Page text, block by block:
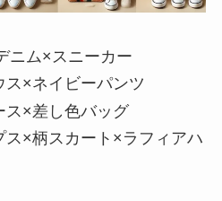
ニム×スニーカー
ス×ネイビーパンツ
ス×差し色バッグ
ス×柄スカート×ラフィアハ